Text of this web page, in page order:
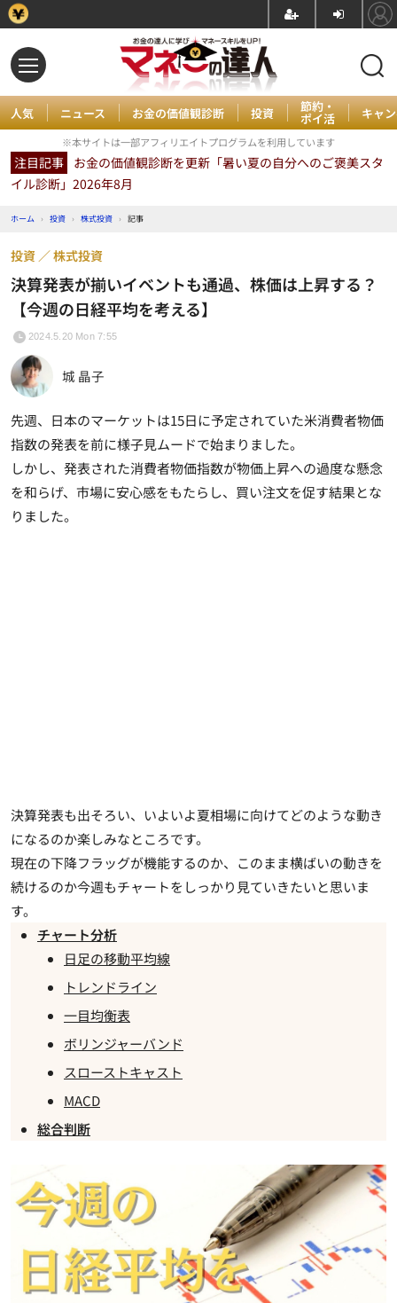
人気 ニュース お金の価値観診断 投資 節約・
ポイ活 キャ
※本サイトは一部アフィリエイトプログラムを利用しています
注目記事 お金の価値観診断を更新「暑い夏の自分へのご褒美スタ
イル診断」2026年8月
ホーム › 投資 › 株式投資 › 記事
決算発表が揃いイベントも通過、株価は上昇する？
【今週の日経平均を考える】
投資 株式投資
2024.5.20 Mon 7:55
城 晶子
先週、日本のマーケットは15日に予定されていた米消費者物価
指数の発表を前に様子見ムードで始まりました。
しかし、発表された消費者物価指数が物価上昇への過度な懸念
を和らげ、市場に安心感をもたらし、 買い注文を促す結果とな
りました。
決算発表も出そろい、いよいよ夏相場に向けてどのような動き
になるのか楽しみなところです。
現在の下降フラッグが機能するのか、このまま横ばいの動きを
続けるのか今週もチャートをしっかり見ていきたいと思いま
す。
チャート分析
日足の移動平均線
トレンドライン
一目均衡表
ボリンジャーバンド
スローストキャスト
MACD
総合判断